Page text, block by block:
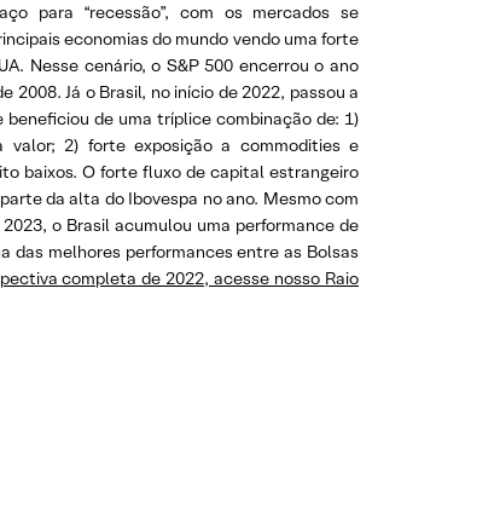
para “recessão”, com os mercados se
economias do mundo vendo uma forte
Nesse cenário, o S&P 500 encerrou o ano
2008. Já o Brasil, no início de 2022, passou a
beneficiou de uma tríplice combinação de: 1)
valor; 2) forte exposição a commodities e
baixos. O forte fluxo de capital estrangeiro
da alta do Ibovespa no ano. Mesmo com
o Brasil acumulou uma performance de
das melhores performances entre as Bolsas
completa de 2022, acesse nosso Raio